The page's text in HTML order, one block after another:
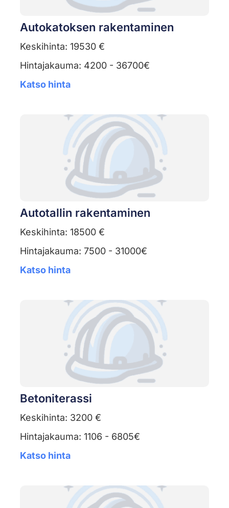
Autokatoksen rakentaminen
Keskihinta: 19530 €
Hintajakauma: 4200 - 36700€
Katso hinta
Autotallin rakentaminen
Keskihinta: 18500 €
Hintajakauma: 7500 - 31000€
Katso hinta
Betoniterassi
Keskihinta: 3200 €
Hintajakauma: 1106 - 6805€
Katso hinta